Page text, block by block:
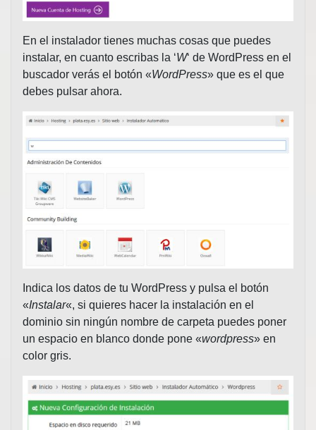
En el instalador tienes muchas cosas que puedes
instalar, en cuanto escribas la ‘W‘ de WordPress en el
buscador verás el botón «WordPress» que es el que
debes pulsar ahora.
Indica los datos de tu WordPress y pulsa el botón
«Instalar«, si quieres hacer la instalación en el
dominio sin ningún nombre de carpeta puedes poner
un espacio en blanco donde pone «wordpress» en
color gris.